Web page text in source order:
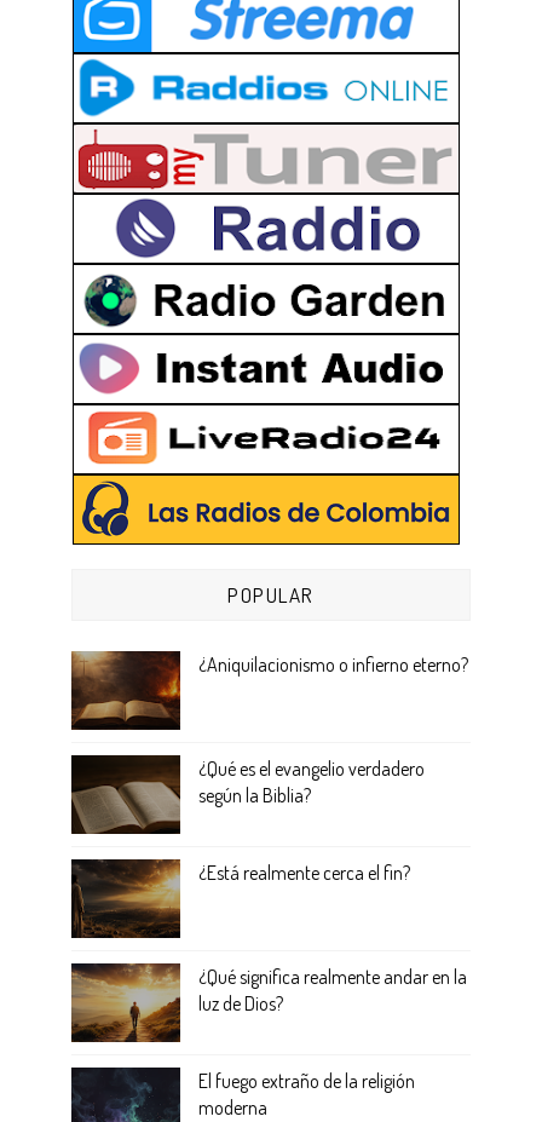
POPULAR
¿Aniquilacionismo o infierno eterno?
¿Qué es el evangelio verdadero
según la Biblia?
¿Está realmente cerca el fin?
¿Qué significa realmente andar en la
luz de Dios?
El fuego extraño de la religión
moderna